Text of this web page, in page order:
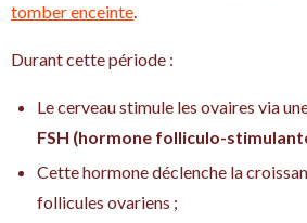
tomber enceinte.
Durant cette période :
Le cerveau stimule les ovaires via
FSH (hormone folliculo-
Cette hormone déclenche la
follicules ovariens ;